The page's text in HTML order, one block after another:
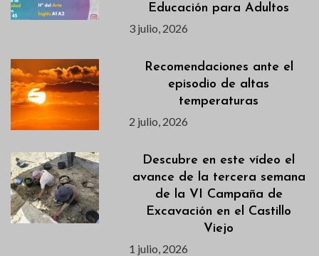
Educación para Adultos
3 julio, 2026
Recomendaciones ante el
episodio de altas
temperaturas
2 julio, 2026
Descubre en este vídeo el
avance de la tercera semana
de la VI Campaña de
Excavación en el Castillo
Viejo
1 julio, 2026